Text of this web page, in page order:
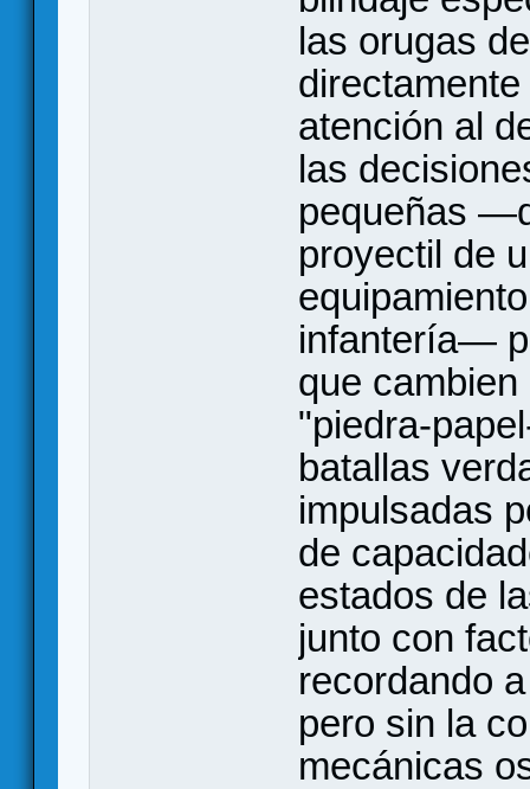
las orugas
atención al
las
pequeñas
proyectil de
infantería—
que
"piedra-
batallas
impulsadas
de
estados de
junto con
recordando
pero sin la
mecánicas